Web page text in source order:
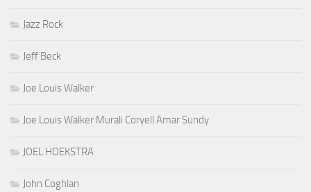
Jazz Rock
Jeff Beck
Joe Louis Walker
Joe Louis Walker Murali Coryell Amar Sundy
JOEL HOEKSTRA
John Coghlan